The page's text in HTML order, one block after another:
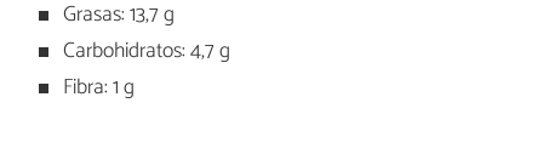
Grasas: 13,7 g
Carbohidratos: 4,7 g
Fibra: 1 g